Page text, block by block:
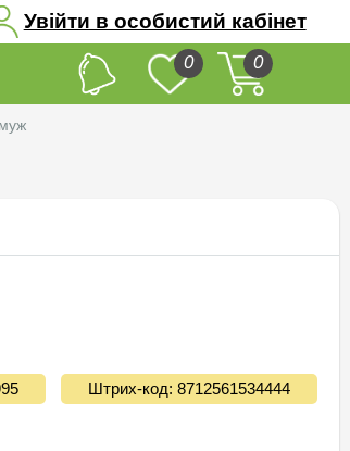
Увійти в особистий кабінет
0 0
Штрих-код: 8712561534444